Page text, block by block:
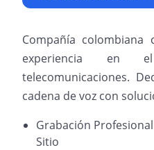
Compañía
experiencia en
telecomunicaciones.
cadena de voz con
Grabación
Sitio